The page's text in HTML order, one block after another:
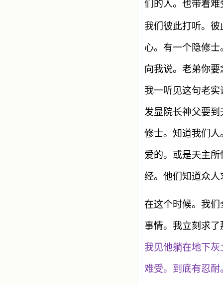
们的人。也带着难
我们彼此打听。
心。有一个隐修
向我说。老弟你
我一听见这句老
发显院长神父要
修士。知道我们
爱的。或是天主
经。他们知道众
在这个时候。我
事情。我立刻求
我见他躺在地下
难受。到底有忍